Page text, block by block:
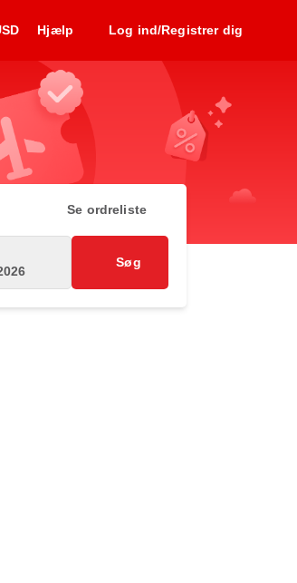
Hjælp Log ind/Registrer dig
Se ordreliste
Søg